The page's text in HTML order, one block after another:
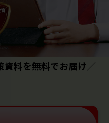
資料を無料でお届け／